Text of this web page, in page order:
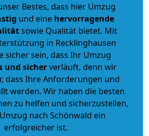
Bestes, dass hier Umzug
und eine hervorragende
sowie Qualität bietet. Mit
in Recklinghausen
sicher sein, dass Ihr Umzug
und sicherverläuft, denn wir
dass Ihre Anforderungen und
werden. Wir haben die besten
zu helfen und sicherzustellen,
nach Schönwald ein
erfolgreicher ist.